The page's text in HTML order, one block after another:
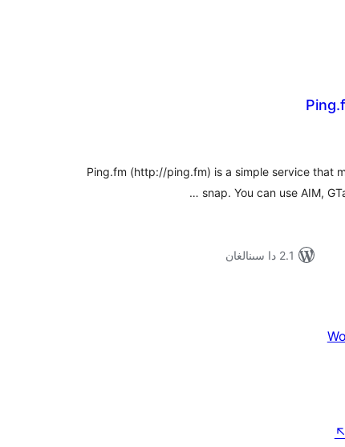
Ping.fm (http://ping.fm) is a simple service that
snap. You can use AIM,
2.1 دا سىنالغان
↖